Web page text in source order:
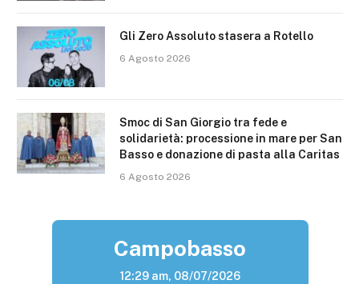
Gli Zero Assoluto stasera a Rotello
6 Agosto 2026
Smoc di San Giorgio tra fede e
solidarietà: processione in mare per San
Basso e donazione di pasta alla Caritas
6 Agosto 2026
Campobasso
12:29 am, 08/07/2026